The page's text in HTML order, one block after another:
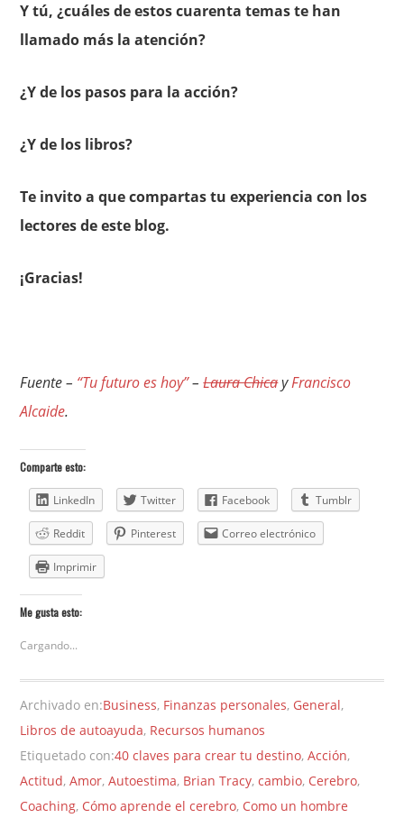
Y tú, ¿cuáles de estos cuarenta temas te han
llamado más la atención?
¿Y de los pasos para la acción?
¿Y de los libros?
Te invito a que compartas tu experiencia con los
lectores de este blog.
¡Gracias!
Fuente – “Tu futuro es hoy”–Laura ChicayFrancisco
Alcaide.
Comparte esto:
LinkedIn Twitter Facebook Tumblr
Reddit Pinterest Correo electrónico
Imprimir
Me gusta esto:
Cargando...
Archivado en:Business, Finanzas personales, General,
Libros de autoayuda, Recursos humanos
Etiquetado con:40 claves para crear tu destino,Acción,
Actitud,Amor,Autoestima, Brian Tracy,cambio, Cerebro,
Coaching, Cómo aprende el cerebro, Como un hombre